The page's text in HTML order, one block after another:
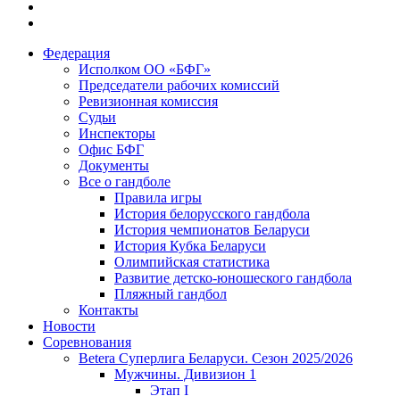
Федерация
Исполком ОО «БФГ»
Председатели рабочих комиссий
Ревизионная комиссия
Судьи
Инспекторы
Офис БФГ
Документы
Все о гандболе
Правила игры
История белорусского гандбола
История чемпионатов Беларуси
История Кубка Беларуси
Олимпийская статистика
Развитие детско-юношеского гандбола
Пляжный гандбол
Контакты
Новости
Соревнования
Betera Суперлига Беларуси. Сезон 2025/2026
Мужчины. Дивизион 1
Этап I